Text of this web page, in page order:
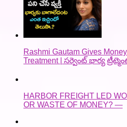
Rashmi Gautam Gives
Treatment | సర్వెంట్ భార్య
HARBOR FREIGHT LED
OR WASTE OF MONEY? —